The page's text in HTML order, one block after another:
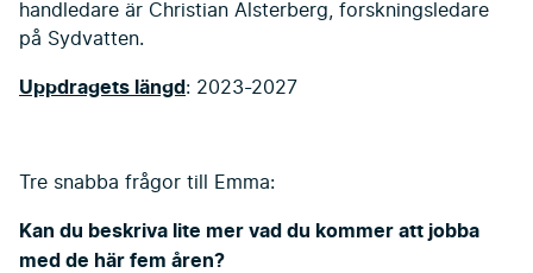
handledare är Christian Alsterberg, forskningsledare
på Sydvatten.
Uppdragets längd: 2023-2027
Tre snabba frågor till Emma:
Kan du beskriva lite mer vad du kommer att jobba
med de här fem åren?